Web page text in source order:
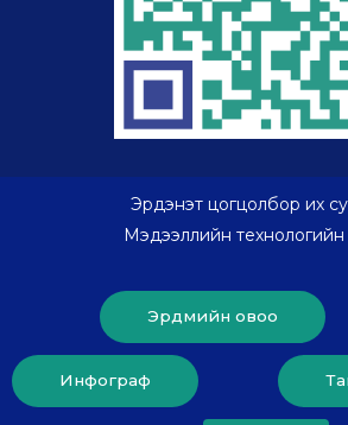
Эрдэнэт цогцолбор их
Мэдээллийн технологийн
Эрдмийн овоо
Инфограф